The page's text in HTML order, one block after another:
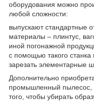
оборудования можно
любой сложности:
выпускают стандартные
материалы – плинтус,
иной погонажной
с помощью такого
зарезать элементарные
Дополнительно
промышленный пылесос,
того, чтобы убирать